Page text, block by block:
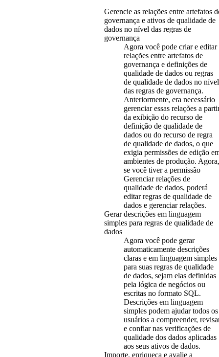
Gerencie as relações entre artefatos
governança e ativos de qualidade de
dados no nível das regras de
governança
Agora você pode criar e editar
relações entre artefatos de
governança e definições de
qualidade de dados ou regras
de qualidade de dados no nível
das regras de governança.
Anteriormente, era necessário
gerenciar essas relações a
da exibição do recurso de
definição de qualidade de
dados ou do recurso de regra
de qualidade de dados, o que
exigia permissões de edição
ambientes de produção. Agora,
se você tiver a permissão
Gerenciar relações de
qualidade de dados, poderá
editar regras de qualidade de
dados e gerenciar relações.
Gerar descrições em linguagem
simples para regras de qualidade de
dados
Agora você pode gerar
automaticamente descrições
claras e em linguagem simples
para suas regras de qualidade
de dados, sejam elas definidas
pela lógica de negócios ou
escritas no formato SQL.
Descrições em linguagem
simples podem ajudar todos os
usuários a compreender,
e confiar nas verificações de
qualidade dos dados aplicadas
aos seus ativos de dados.
Importe, enriqueça e avalie a